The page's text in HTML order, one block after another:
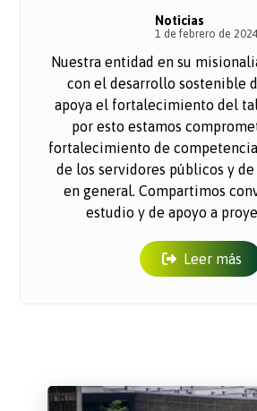
Noticias
1 de febrero de 2024
Nuestra entidad en su
con el desarrollo sostenible
apoya el fortalecimiento del
por esto estamos
fortalecimiento de
de los servidores públicos y
en general. Compartimos
estudio y de apoyo a
Leer más